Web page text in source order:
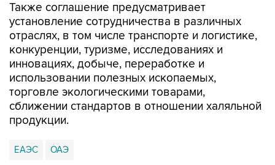
Также соглашение предусматривает
установление сотрудничества в различных
отраслях, в том числе транспорте и логистике,
конкуренции, туризме, исследованиях и
инновациях, добыче, переработке и
использовании полезных ископаемых,
торговле экологическими товарами,
сближении стандартов в отношении халяльной
продукции.
ЕАЭС ОАЭ